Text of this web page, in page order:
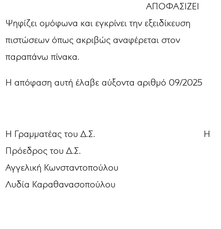
ΑΠΟΦΑΣΙΖΕΙ
Ψηφίζει ομόφωνα και εγκρίνει την εξειδίκευση
πιστώσεων όπως ακριβώς αναφέρεται στον
παραπάνω πίνακα.
Η απόφαση αυτή έλαβε αύξοντα αριθμό 09/2025
Η Γραμματέας του Δ.Σ. Η
Πρόεδρος του Δ.Σ.
Αγγελική Κωνσταντοπούλου
Λυδία Καραθανασοπούλου